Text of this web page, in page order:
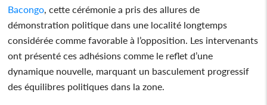
Bacongo, cette cérémonie a pris des allures de
démonstration politique dans une localité longtemps
considérée comme favorable à l’opposition. Les intervenants
ont présenté ces adhésions comme le reflet d’une
dynamique nouvelle, marquant un basculement progressif
des équilibres politiques dans la zone.